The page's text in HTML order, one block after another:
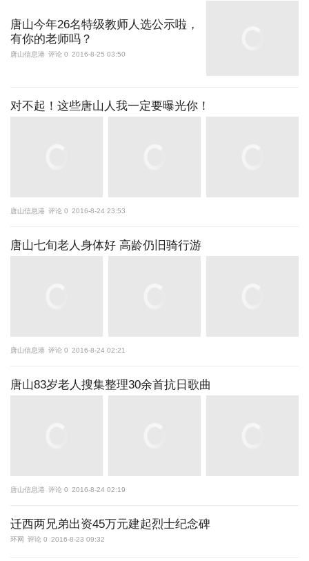
唐山今年26名特级教师人选公示啦，
有你的老师吗？
唐山信息港 评论 0 2016-8-25 03:50
对不起！这些唐山人我一定要曝光你！
唐山信息港 评论 0 2016-8-24 23:53
唐山七旬老人身体好 高龄仍旧骑行游
唐山信息港 评论 0 2016-8-24 02:21
唐山83岁老人搜集整理30余首抗日歌曲
唐山信息港 评论 0 2016-8-24 02:19
迁西两兄弟出资45万元建起烈士纪念碑
环网 评论 0 2016-8-23 09:32